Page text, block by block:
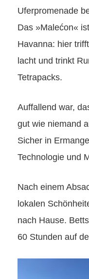
Uferpromenade
Das »Malećon«
Havanna: hier
lacht und trinkt
Tetrapacks.
Auffallend war,
gut wie niemand
Sicher in
Technologie und
Nach einem
lokalen
nach Hause.
60 Stunden auf